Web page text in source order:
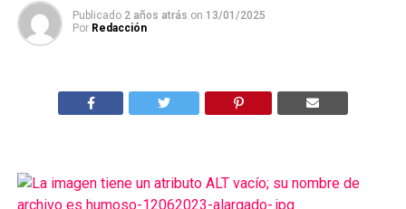
Publicado 2 años atrás on 13/01/2025
Por Redacción